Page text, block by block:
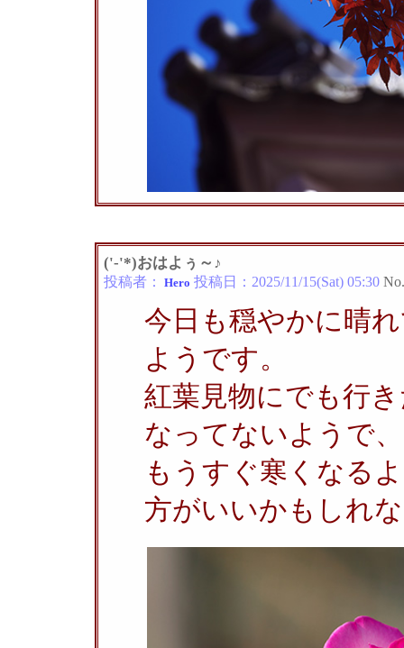
('-'*)おはよぅ～♪
投稿者： Hero 投稿日： 2025/11/15(Sat) 05:30 No.
今日も穏やかに晴
ようです。
紅葉見物にでも行
なってないようで、
もうすぐ寒くなる
方がいいかもしれ